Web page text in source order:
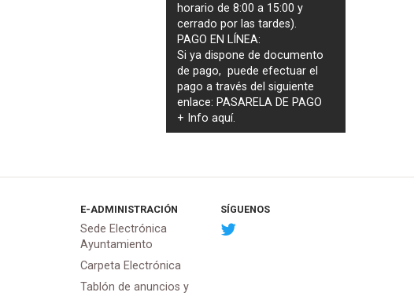
horario de 8:00 a 15:00 y
cerrado por las tardes).
PAGO EN LÍNEA:
Si ya dispone de documento
de pago, puede efectuar el
pago a través del siguiente
enlace: PASARELA DE PAGO
+ Infoaquí.
E-ADMINISTRACIÓN
Sede Electrónica
Ayuntamiento
Carpeta Electrónica
Tablón de anuncios y
SÍGUENOS